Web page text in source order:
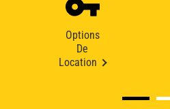
Options
De
Location